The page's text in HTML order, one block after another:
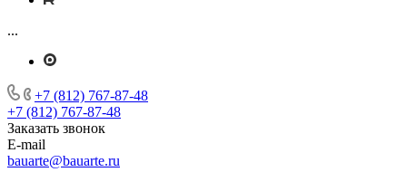
...
+7 (812) 767-87-48
+7 (812) 767-87-48
Заказать звонок
E-mail
bauarte@bauarte.ru